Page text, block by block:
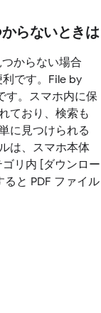
らないときは
からない場合
です。File by
す。スマホ内に保
ており、検索も
に見つけられる
は、スマホ本体
リ内 [ダウンロー
と PDF ファイル